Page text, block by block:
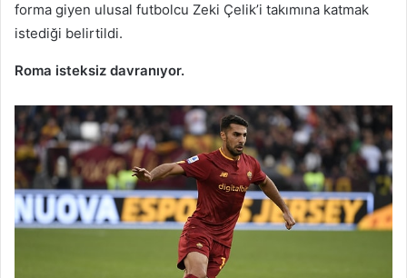
forma giyen ulusal futbolcu Zeki Çelik’i takımına katmak
istediği belirtildi.
Roma isteksiz davranıyor.